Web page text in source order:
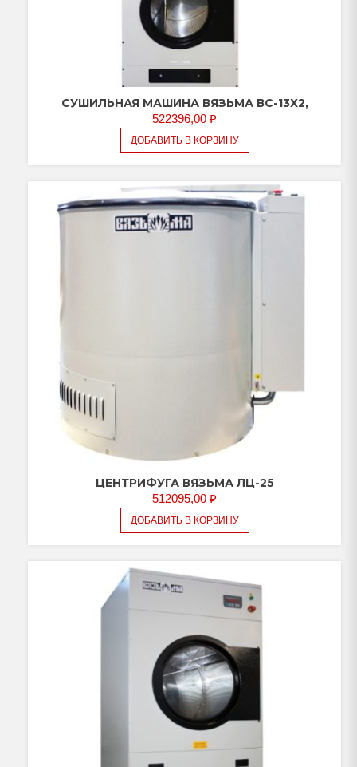
СУШИЛЬНАЯ МАШИНА ВЯЗЬМА ВС-13Х2,
522396,00 ₽
ДОБАВИТЬ В КОРЗИНУ
ЦЕНТРИФУГА ВЯЗЬМА ЛЦ-25
512095,00 ₽
ДОБАВИТЬ В КОРЗИНУ